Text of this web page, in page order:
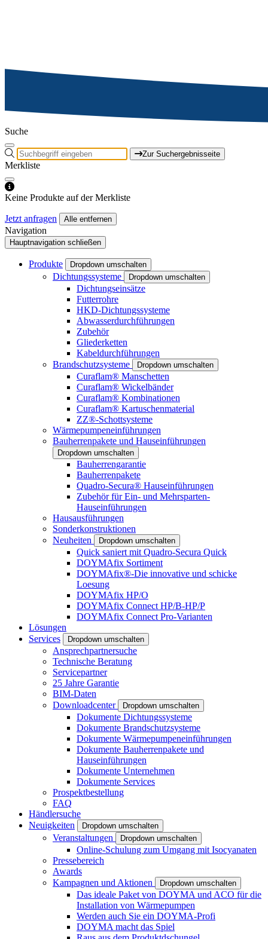
Suche
Zur Suchergebnisseite
Merkliste
Keine Produkte auf der Merkliste
Jetzt anfragen Alle entfernen
Navigation
Hauptnavigation schließen
Produkte Dropdown umschalten
Dichtungssysteme Dropdown umschalten
Dichtungseinsätze
Futterrohre
HKD-Dichtungssysteme
Abwasserdurchführungen
Zubehör
Gliederketten
Kabeldurchführungen
Brandschutzsysteme
Dropdown umschalten
Curaflam® Manschetten
Curaflam® Wickelbänder
Curaflam® Kombinationen
Curaflam® Kartuschenmaterial
ZZ®-Schottsysteme
Wärmepumpeneinführungen
Bauherrenpakete und Hauseinführungen
Dropdown umschalten
Bauherrengarantie
Bauherrenpakete
Quadro-Secura® Hauseinführungen
Zubehör für Ein- und Mehrsparten-
Hauseinführungen
Hausausführungen
Sonderkonstruktionen
Neuheiten
Dropdown umschalten
Quick saniert mit Quadro-Secura Quick
DOYMAfix Sortiment
DOYMAfix®-Die innovative und schicke
Loesung
DOYMAfix HP/O
DOYMAfix Connect HP/B-HP/P
DOYMAfix Connect Pro-Varianten
Lösungen
Services
Dropdown umschalten
Ansprechpartnersuche
Technische Beratung
Servicepartner
25 Jahre Garantie
BIM-Daten
Downloadcenter
Dropdown umschalten
Dokumente Dichtungssysteme
Dokumente Brandschutzsysteme
Dokumente Wärmepumpeneinführungen
Dokumente Bauherrenpakete und
Hauseinführungen
Dokumente Unternehmen
Dokumente Services
Prospektbestellung
FAQ
Händlersuche
Neuigkeiten
Dropdown umschalten
Veranstaltungen Dropdown umschalten
Online-Schulung zum Umgang mit Isocyanaten
Pressebereich
Awards
Kampagnen und Aktionen
Dropdown umschalten
Das ideale Paket von DOYMA und ACO für die
Installation von Wärmepumpen
Werden auch Sie ein DOYMA-Profi
DOYMA macht das Spiel